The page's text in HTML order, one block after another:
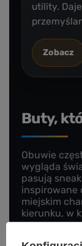
utility.
Zobacz
Buty,
Obuwie
wygląda
pasują
inspirowane
miejskim
kierunku, w